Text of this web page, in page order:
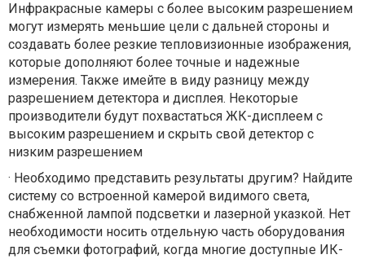
Инфракрасные камеры с более высоким разрешением
могут измерять меньшие цели с дальней стороны и
создавать более резкие тепловизионные изображения,
которые дополняют более точные и надежные
измерения. Также имейте в виду разницу между
разрешением детектора и дисплея. Некоторые
производители будут похвастаться ЖК-дисплеем с
высоким разрешением и скрыть свой детектор с
низким разрешением
· Необходимо представить результаты другим? Найдите
систему со встроенной камерой видимого света,
снабженной лампой подсветки и лазерной указкой. Нет
необходимости носить отдельную часть оборудования
для съемки фотографий, когда многие доступные ИК-